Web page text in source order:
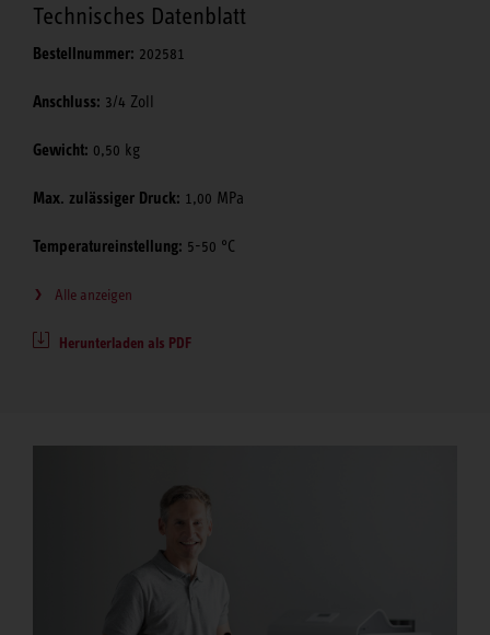
Technisches Datenblatt
Bestellnummer: 202581
Anschluss: 3/4 Zoll
Gewicht: 0,50 kg
Max. zulässiger Druck: 1,00 MPa
Temperatureinstellung: 5-50 °C
Alle anzeigen
Herunterladen als PDF